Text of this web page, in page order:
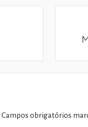
Campos obrigatórios